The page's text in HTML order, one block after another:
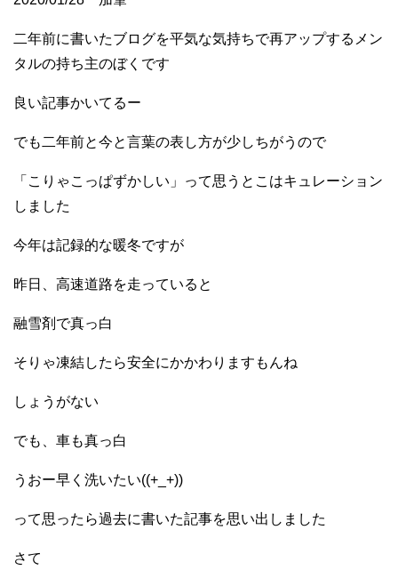
二年前に書いたブログを平気な気持ちで再アップするメン
タルの持ち主のぼくです
良い記事かいてるー
でも二年前と今と言葉の表し方が少しちがうので
「こりゃこっぱずかしい」って思うとこはキュレーション
しました
今年は記録的な暖冬ですが
昨日、高速道路を走っていると
融雪剤で真っ白
そりゃ凍結したら安全にかかわりますもんね
しょうがない
でも、車も真っ白
うおー早く洗いたい((+_+))
って思ったら過去に書いた記事を思い出しました
さて